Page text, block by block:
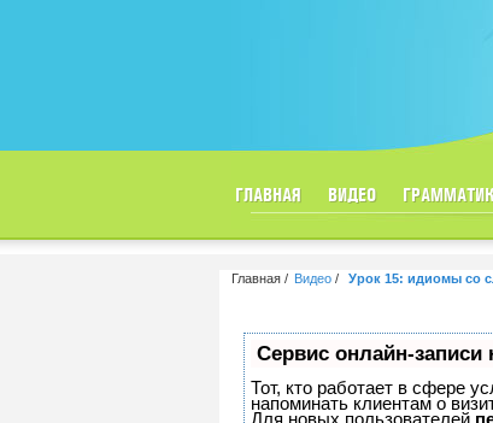
ГЛАВНАЯ ВИДЕО
Главная Видео Урок 15: идиомы со
Сервис онлайн-записи
Тот, кто работает в сфере
напоминать клиентам о
Для новых пользователей